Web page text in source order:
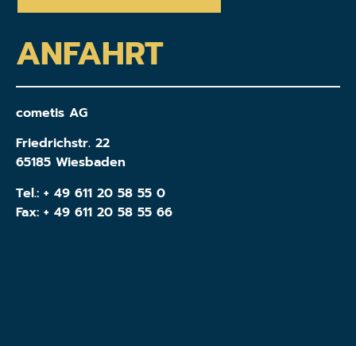
ANFAHRT
cometis AG
Friedrichstr. 22
65185 Wiesbaden
Tel.: + 49 611 20 58 55 0
Fax: + 49 611 20 58 55 66